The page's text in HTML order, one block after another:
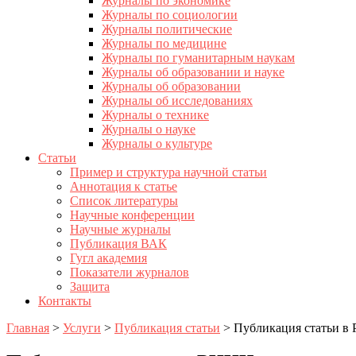
Журналы по социологии
Журналы политические
Журналы по медицине
Журналы по гуманитарным наукам
Журналы об образовании и науке
Журналы об образовании
Журналы об исследованиях
Журналы о технике
Журналы о науке
Журналы о культуре
Статьи
Пример и структура научной статьи
Аннотация к статье
Список литературы
Научные конференции
Научные журналы
Публикация ВАК
Гугл академия
Показатели журналов
Защита
Контакты
Главная > Услуги > Публикация статьи > Публикация статьи